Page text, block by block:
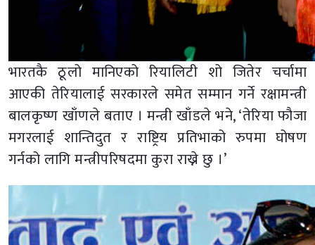
भारतकै ठूलो मानिएको रियालिटी शो जितेर चर्चामा
आएकी तेरियालाई सरकारले समेत सम्मान गर्ने रक्षामन्त्री
बालकृष्ण खाँणले बताए । मन्त्री खाँडले भने, ‘तेरिया फौजा
मगरलाई शान्तिदुत र राष्ट्रिय प्रतिभाको रुपमा घोषण
गर्नको लागि मन्त्रीपरिषदमा कुरा राख्ने छु ।’